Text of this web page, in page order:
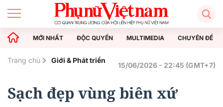
MỚI NHẤT ĐỘC QUYỀN MULTIMEDIA CHUYÊN ĐỀ
Trang chủ Giới & Phát triển
15/06/2026 - 22:45 (GMT+7)
Sạch đẹp vùng biên xứ